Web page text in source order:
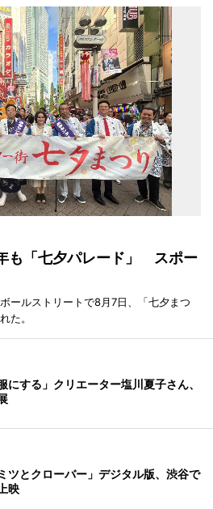
も「七夕パレード」 スポー
ールストリートで8月7日、「七夕まつ
た。
にする」クリエーター塩川夏子さん、
ツとクローバー」デジタル版、渋谷で
映